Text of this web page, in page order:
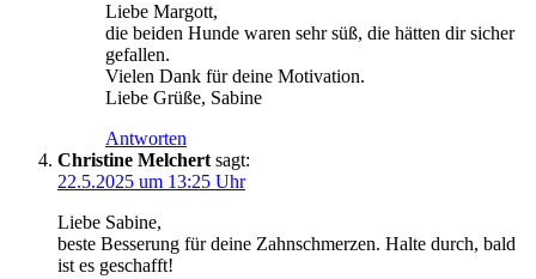
Liebe Margott,
die beiden Hunde waren sehr süß, die hätten dir sicher
gefallen.
Vielen Dank für deine Motivation.
Liebe Grüße, Sabine
Antworten
Christine Melchert sagt:
22.5.2025 um 13:25 Uhr
Liebe Sabine,
beste Besserung für deine Zahnschmerzen. Halte durch, bald
ist es geschafft!